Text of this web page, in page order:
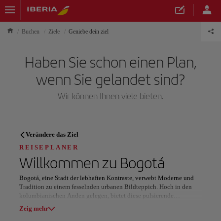
Buchen Ziele Geniebe dein ziel
Haben Sie schon einen Plan,
wenn Sie gelandet sind?
Wir können Ihnen viele bieten.
REISEPLANER
Entdecken Sie Ihr nächstes
Reiseziel
Verändere das Ziel
REISEPLANER
Willkommen zu Bogotá
Bogotá, eine Stadt der lebhaften Kontraste, verwebt Moderne und
Tradition zu einem fesselnden urbanen Bildteppich. Hoch in den
kolumbianischen Anden gelegen, bietet diese pulsierende
Hauptstadt eine reiche Kulturlandschaft vor einer atemberaubenden
Naturkulisse.
Zeig mehr